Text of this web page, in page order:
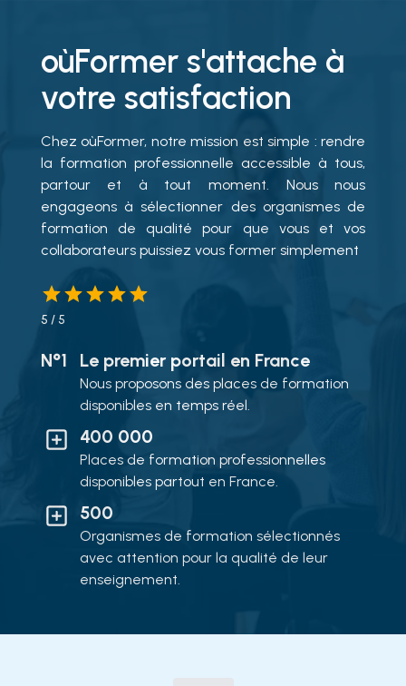
oùFormer s'attache à
votre satisfaction
Chez oùFormer, notre mission est simple : rendre
la formation professionnelle accessible à tous,
partour et à tout moment. Nous nous
engageons à sélectionner des organismes de
formation de qualité pour que vous et vos
collaborateurs puissiez vous former simplement
5 / 5
N°1 Le premier portail en France
Nous proposons des places de formation
disponibles en temps réel.
400 000
Places de formation professionnelles
disponibles partout en France.
500
Organismes de formation sélectionnés
avec attention pour la qualité de leur
enseignement.